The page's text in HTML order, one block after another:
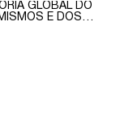
GLOBAL DO
E DOS